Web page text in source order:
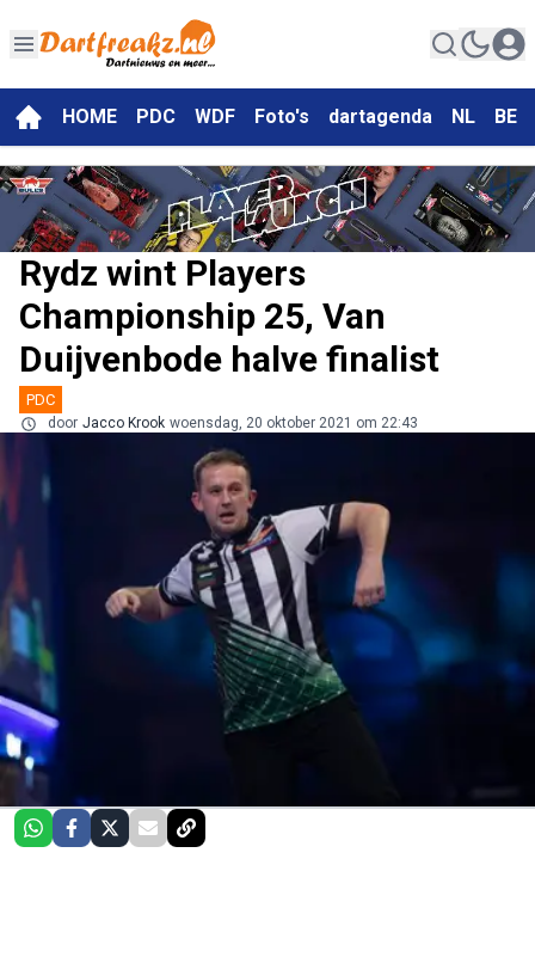
HOME PDC WDF Foto's dartagenda NL BE
Rydz wint Players
Championship 25, Van
Duijvenbode halve finalist
PDC
door Jacco Krook woensdag, 20 oktober 2021 om 22:43